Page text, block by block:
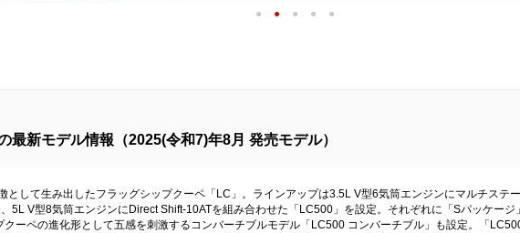
最新モデル情報（2025(令和7)年8月 発売モデル）
として生み出したフラッグシップクーペ「LC」。ラインアップは3.5L V型6気筒エンジンにマルチステ
5L V型8気筒エンジンにDirect Shift‐10ATを組み合わせた「LC500」を設定。それぞれに「Sパッケー
クーペの進化形として五感を刺激するコンバーチブルモデル「LC500 コンバーチブル」も設定。「